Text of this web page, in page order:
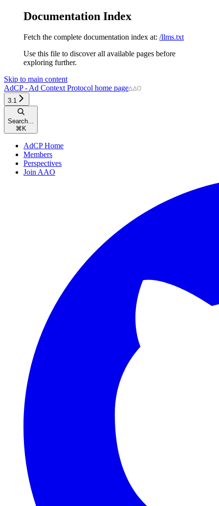
Documentation Index
Fetch the complete documentation index at: /llms.txt
Use this file to discover all available pages before
exploring further.
Skip to main content
AdCP - Ad Context Protocol home page
3.1
Search...
⌘ K
AdCP Home
Members
Perspectives
Join AAO